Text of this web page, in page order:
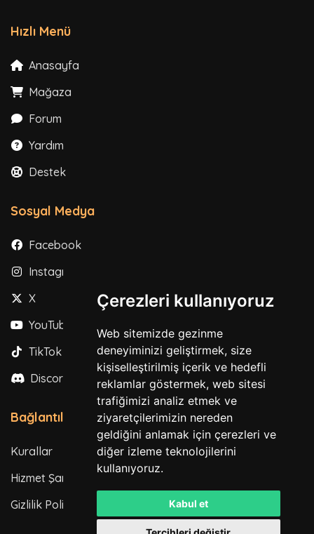
Çerezleri kullanıyoruz
Web sitemizde gezinme
deneyiminizi geliştirmek, size
kişiselleştirilmiş içerik ve hedefli
reklamlar göstermek, web sitesi
trafiğimizi analiz etmek ve
ziyaretçilerimizin nereden
geldiğini anlamak için çerezleri ve
diğer izleme teknolojilerini
kullanıyoruz.
Kabul et
Hızlı Menü
Anasayfa
Mağaza
Forum
Yardım
Destek
Sosyal Medya
Facebook
Instagram
X
YouTube
TikTok
Discord
Bağlantılar
Kurallar
Hizmet Şartları
Gizlilik Politikası